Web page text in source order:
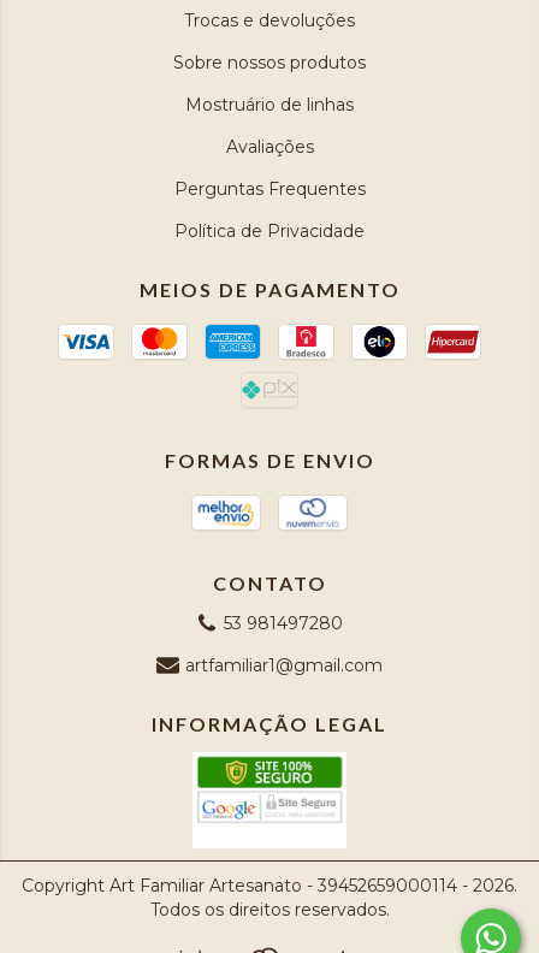
Trocas e devoluções
Sobre nossos produtos
Mostruário de linhas
Avaliações
Perguntas Frequentes
Política de Privacidade
MEIOS DE PAGAMENTO
FORMAS DE ENVIO
CONTATO
53 981497280
artfamiliar1@gmail.com
INFORMAÇÃO LEGAL
Copyright Art Familiar Artesanato - 39452659000114 - 2026.
Todos os direitos reservados.